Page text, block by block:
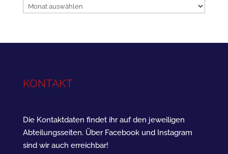
Archiv
KONTAKT
Die Kontaktdaten findet ihr auf den jeweiligen
Abteilungsseiten. Über Facebook und Instagram
sind wir auch erreichbar!